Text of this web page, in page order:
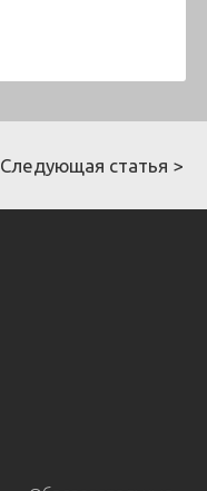
Следующая статья >